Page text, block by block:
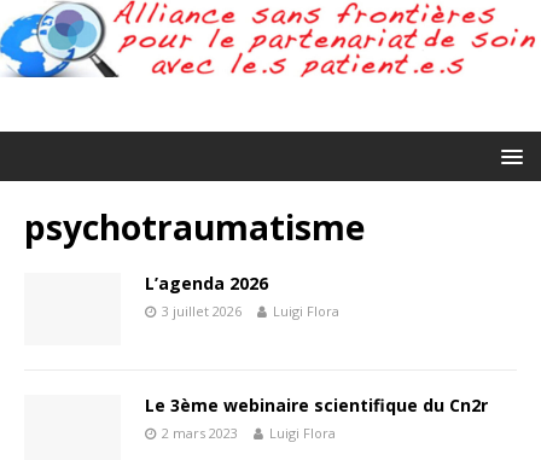
psychotraumatisme
L’agenda 2026
3 juillet 2026 Luigi Flora
Le 3ème webinaire scientifique du Cn2r
2 mars 2023 Luigi Flora